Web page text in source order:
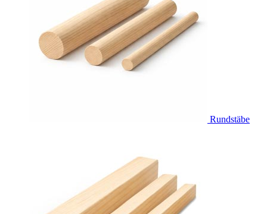
Rundstäbe